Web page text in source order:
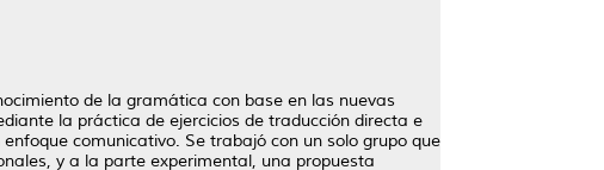
de la gramática con base en las nuevas
la práctica de ejercicios de traducción directa e
comunicativo. Se trabajó con un solo grupo que
y a la parte experimental, una propuesta